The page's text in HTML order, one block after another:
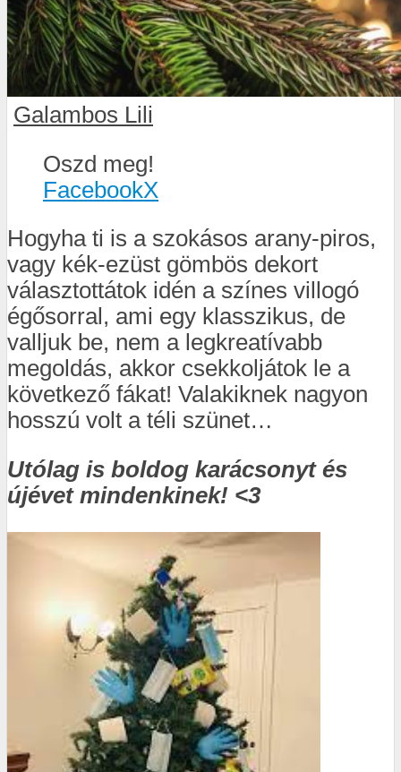
Galambos Lili
Oszd meg!
FacebookX
Hogyha ti is a szokásos arany-piros,
vagy kék-ezüst gömbös dekort
választottátok idén a színes villogó
égősorral, ami egy klasszikus, de
valljuk be, nem a legkreatívabb
megoldás, akkor csekkoljátok le a
következő fákat! Valakiknek nagyon
hosszú volt a téli szünet…
Utólag is boldog karácsonyt és
újévet mindenkinek! <3